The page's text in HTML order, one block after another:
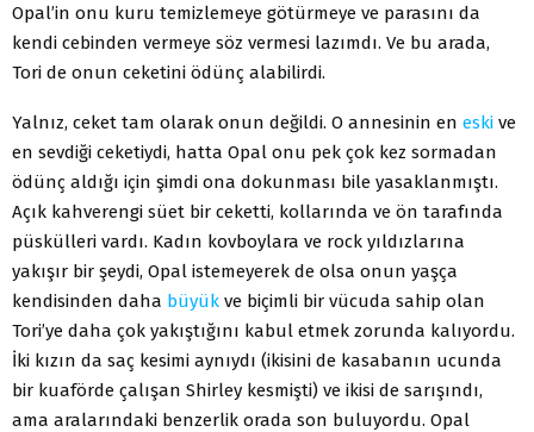
Opal’in onu kuru temizlemeye götürmeye ve parasını da
kendi cebinden vermeye söz vermesi lazımdı. Ve bu arada,
Tori de onun ceketini ödünç alabilirdi.
Yalnız, ceket tam olarak onun değildi. O annesinin en eski ve
en sevdiği ceketiydi, hatta Opal onu pek çok kez sormadan
ödünç aldığı için şimdi ona dokunması bile yasaklanmıştı.
Açık kahverengi süet bir ceketti, kollarında ve ön tarafında
püskülleri vardı. Kadın kovboylara ve rock yıldızlarına
yakışır bir şeydi, Opal istemeyerek de olsa onun yaşça
kendisinden daha büyük ve biçimli bir vücuda sahip olan
Tori’ye daha çok yakıştığını kabul etmek zorunda kalıyordu.
İki kızın da saç kesimi aynıydı (ikisini de kasabanın ucunda
bir kuaförde çalışan Shirley kesmişti) ve ikisi de sarışındı,
ama aralarındaki benzerlik orada son buluyordu. Opal